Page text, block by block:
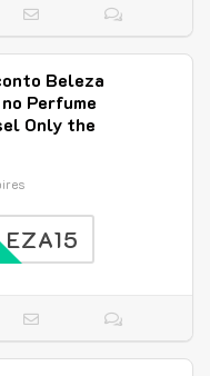
Beleza
Perfume
Only the